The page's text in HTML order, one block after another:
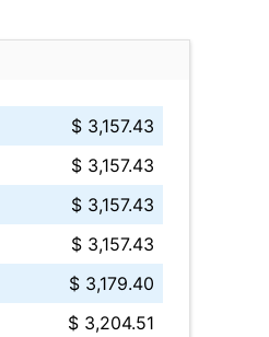
$ 3,157.43
$ 3,157.43
$ 3,157.43
$ 3,157.43
$ 3,179.40
$ 3,204.51